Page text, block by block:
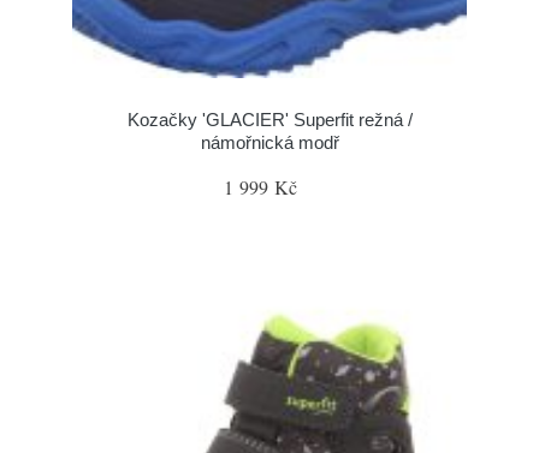
Kozačky 'GLACIER' Superfit režná /
námořnická modř
1 999 Kč